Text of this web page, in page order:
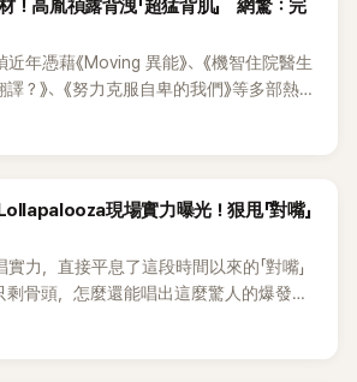
！高胤禎露背洩「超猛背肌」 網驚：完
年憑藉《Moving 異能》、《機智住院醫生
譯？》、《努力克服自卑的我們》等多部熱門
代女神代表，不僅演技備受肯定，精緻
肩膀線條，反差感十足，讓不少網友看
這麼猛！」現場實力曝光！狠甩「對嘴」
力，直接平息了這段時間以來的「對嘴」
骨頭，怎麼還能唱出這麼驚人的爆發力